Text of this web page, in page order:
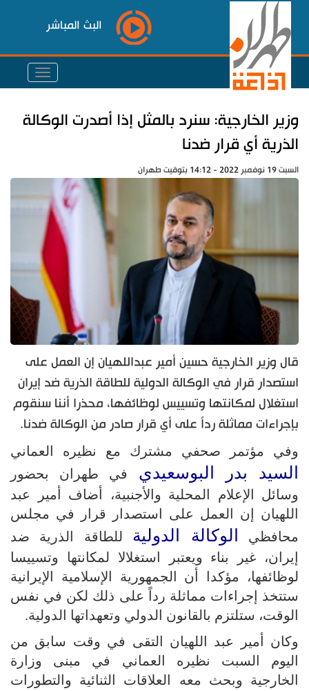
البث المباشر
وزير الخارجية: سنرد بالمثل إذا أصدرت الوكالة
الذرية أي قرار ضدنا
السبت 19 نوفمبر 2022 - 14:12 بتوقيت طهران
قال وزير الخارجية حسين أمير عبداللهيان إن العمل على
استصدار قرار في الوكالة الدولية للطاقة الذرية ضد إيران
استغلال لمكانتها وتسييس لوظائفها، محذرا أننا سنقوم
بإجراءات مماثلة رداً على أي قرار صادر من الوكالة ضدنا.
وفي مؤتمر صحفي مشترك مع نظيره العماني
السيد بدر البوسعيدي في طهران بحضور
وسائل الإعلام المحلية والأجنبية، أضاف أمير عبد
اللهيان إن العمل على استصدار قرار في مجلس
محافظي
الوكالة الدولية للطاقة الذرية ضد
إيران، غير بناء ويعتبر استغلالا لمكانتها وتسييسا
لوظائفها، مؤكدا أن الجمهورية الإسلامية الإيرانية
ستتخذ إجراءات مماثلة رداً على ذلك لكن في نفس
الوقت، ستلتزم بالقانون الدولي وتعهداتها الدولية.
وكان أمير عبد اللهيان التقى في وقت سابق من
اليوم السبت نظيره العماني في مبنى وزارة
الخارجية وبحث معه العلاقات الثنائية والتطورات